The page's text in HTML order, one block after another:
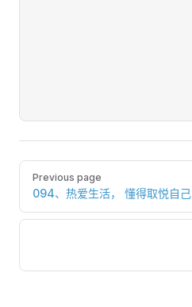
Pager
Previous page
094、热爱生活， 懂得取悦自己